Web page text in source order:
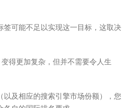
签可能不足以实现这一目标，这取决
得更加复杂，但并不需要令人生
以及相应的搜索引擎市场份额），您